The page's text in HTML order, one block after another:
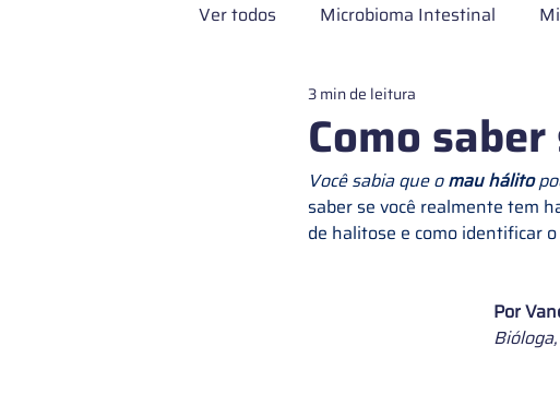
Ver todos Microbioma Intestinal
Pesquisa clínica Microbioma
Microbioma de pele Exames de
Como
3 min de leitura
Você sabia que o mau hálito
saber se você realmente tem
de halitose e como identificar
Por